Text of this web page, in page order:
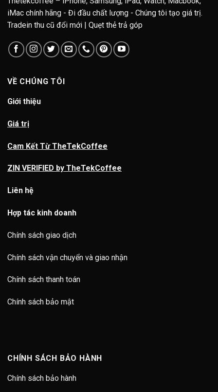
iMac chính hãng - Đi đầu chất lượng - Chúng tôi tạo giá trị.
Tradein thu cũ đổi mới | Quẹt thẻ trả góp
VỀ CHÚNG TÔI
Giới thiệu
Giá trị
Cam Kết Từ TheTekCoffee
ZIN VERIFIED by TheTekCoffee
Liên hệ
Hợp tác kinh doanh
Chính sách giao dịch
Chính sách vận chuyển và giao nhận
Chính sách thanh toán
Chính sách bảo mật
CHÍNH SÁCH BẢO HÀNH
Chính sách bảo hành